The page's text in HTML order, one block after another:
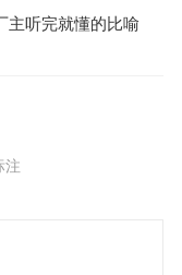
主听完就懂的比喻